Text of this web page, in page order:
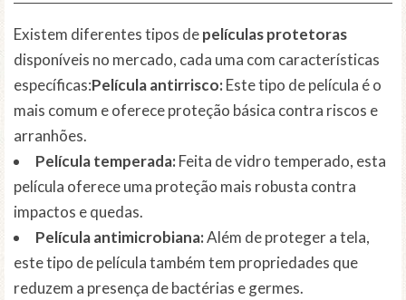
Existem diferentes tipos depelículas protetoras
disponíveis no mercado, cada uma com características
específicas:Película antirrisco:Este tipo de película é o
mais comum e oferece proteção básica contra riscos e
arranhões.
Película temperada:Feita de vidro temperado, esta
película oferece uma proteção mais robusta contra
impactos e quedas.
Película antimicrobiana:Além de proteger a tela,
este tipo de película também tem propriedades que
reduzem a presença de bactérias e germes.